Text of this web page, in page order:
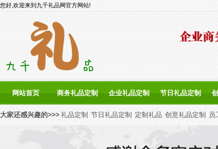
网站首页 商务礼品定制 企业礼品定制 节日礼品定制
您好,欢迎来到九千礼品网官方网站!
大家还感兴趣的>>>礼品定制 节日礼品定制 定制礼品 创意礼品定制 员